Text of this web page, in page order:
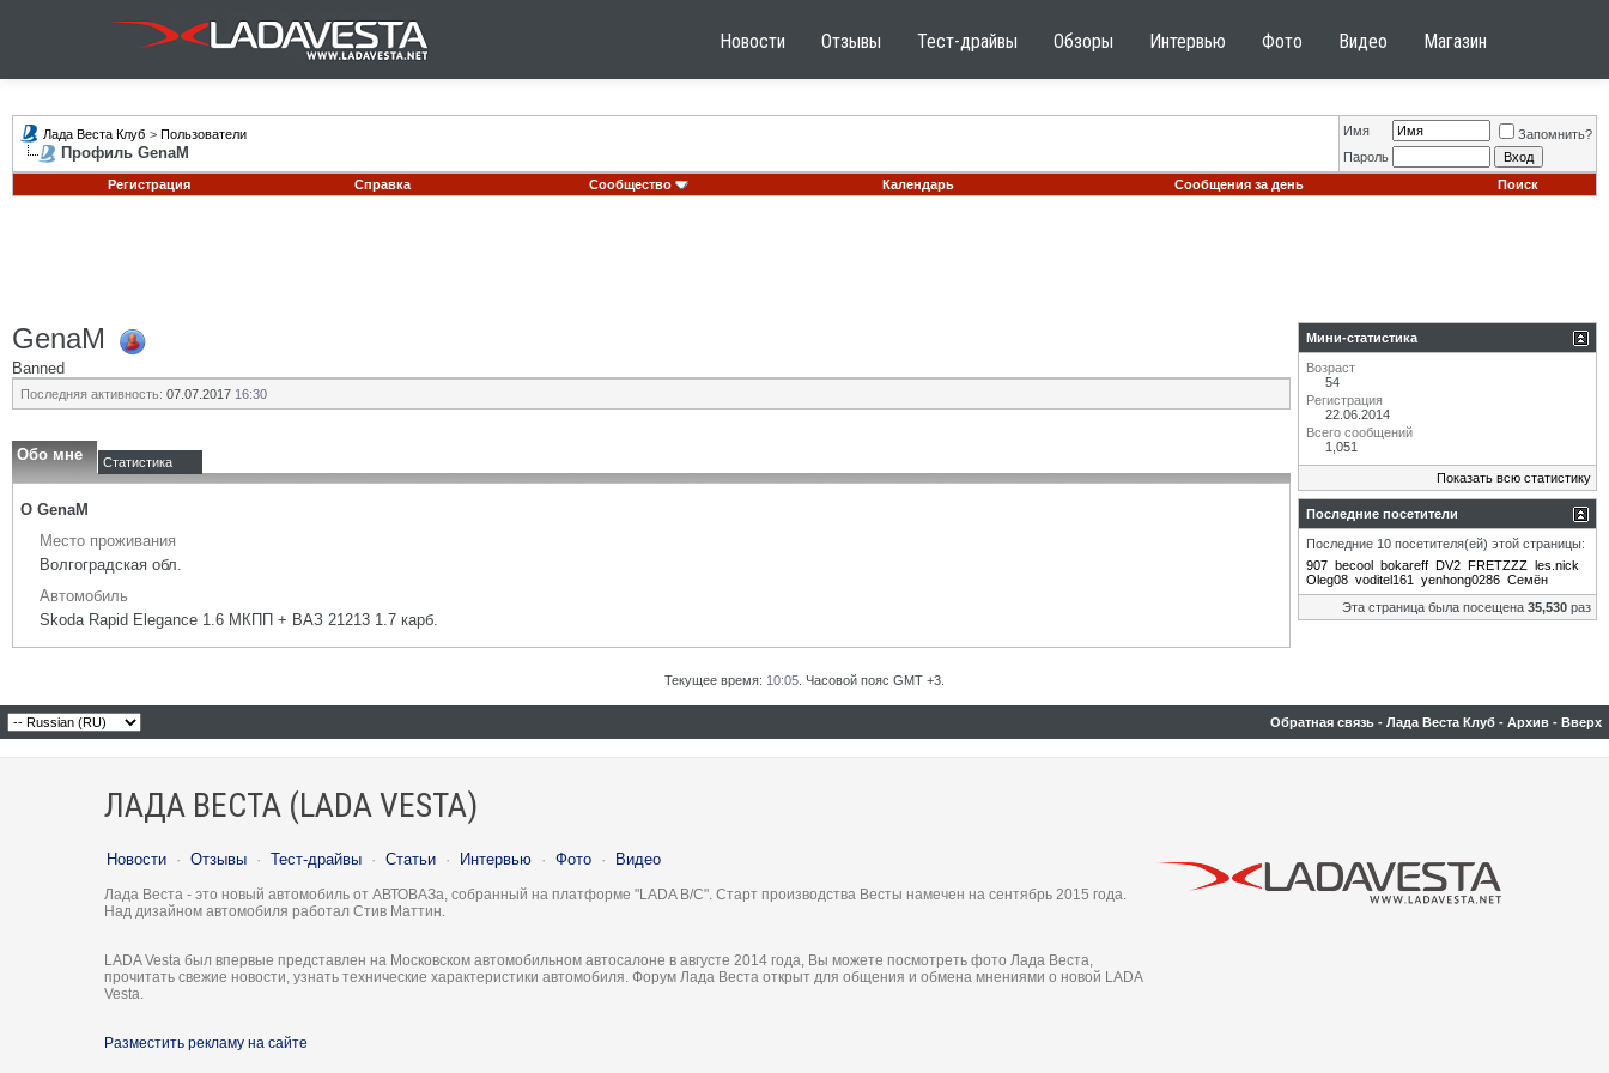
Новости Отзывы Тест-драйвы Обзоры Интервью Фото Видео Магазин
Лада Веста Клуб > Пользователи
Профиль GenaM
Имя
Запомнить?
Пароль
Регистрация
Справка Сообщество Календарь Сообщения за день Поиск
GenaM
Banned
Последняя активность: 07.07.2017 16:30
Обо мне Статистика
О GenaM
Место проживания
Волгоградская обл.
Автомобиль
Skoda Rapid Elegance 1.6 МКПП + ВАЗ 21213 1.7 карб.
Мини-статистика
Возраст
54
Регистрация
22.06.2014
Всего сообщений
1,051
Показать всю статистику
Последние посетители
Последние 10 посетителя(ей) этой страницы:
907 becool bokareff DV2 FRETZZZ les.nick
Oleg08 voditel161 yenhong0286 Семён
Эта страница была посещена 35,530 раз
Текущее время: 10:05 . Часовой пояс GMT +3.
Обратная связь - Лада Веста Клуб - Архив - Вверх
ЛАДА ВЕСТА (LADA VESTA)
Новости · Отзывы · Тест-драйвы · Статьи · Интервью · Фото · Видео
Лада Веста - это новый автомобиль от АВТОВАЗа, собранный на платформе "LADA B/C". Старт производства Весты намечен на сентябрь 2015 года.
Над дизайном автомобиля работал Стив Маттин.
LADA Vesta был впервые представлен на Московском автомобильном автосалоне в августе 2014 года, Вы можете посмотреть фото Лада Веста,
прочитать свежие новости, узнать технические характеристики автомобиля. Форум Лада Веста открыт для общения и обмена мнениями о новой LADA
Vesta.
Разместить рекламу на сайте